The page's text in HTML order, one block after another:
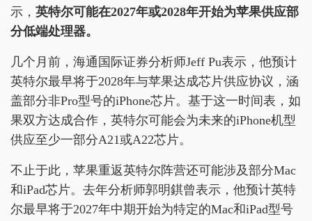
示， 英特尔可能在2027年或2028年开始为苹果供应部
分低端处理器。
几个月前，海通国际证券分析师Jeff Pu表示，他预计
英特尔最早将于2028年与苹果达成芯片供应协议，涵
盖部分非Pro型号的iPhone芯片。基于这一时间表，如
果双方达成合作，英特尔可能会为未来的iPhone机型
供应至少一部分A21或A22芯片。
不止于此，苹果重返英特尔阵营还可能涉及部分Mac
和iPad芯片。去年分析师郭明錤曾表示，他预计英特
尔最早将于2027年中期开始为特定的Mac和iPad型号